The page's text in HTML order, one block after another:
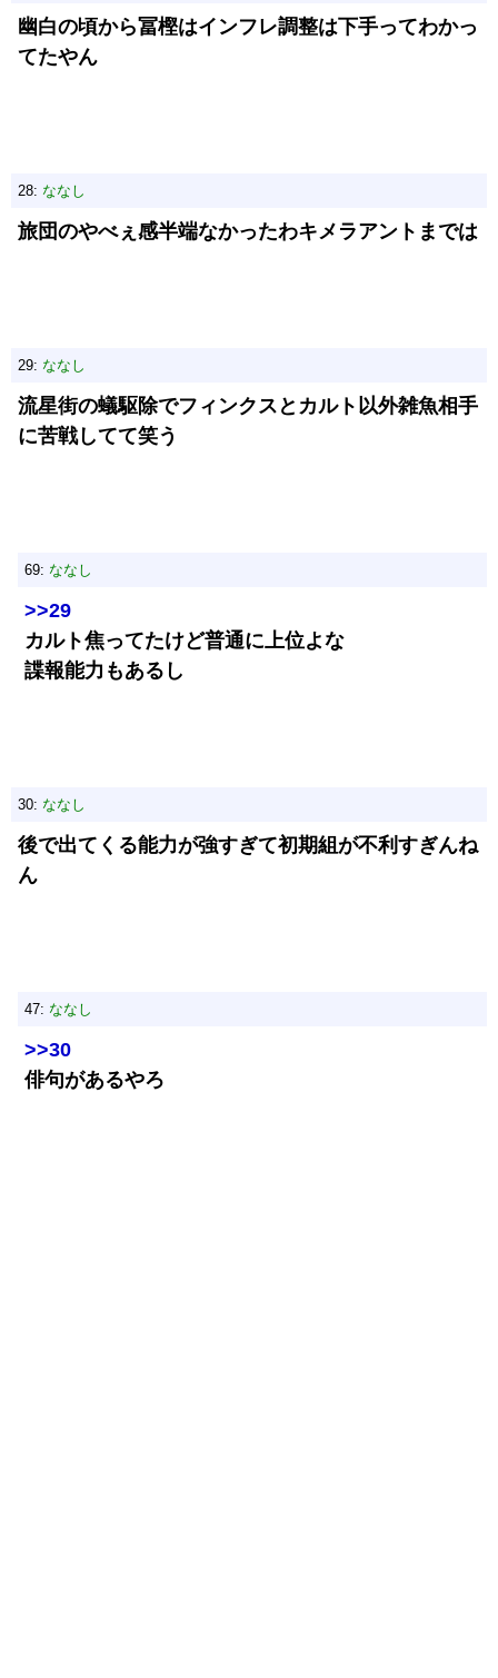
幽白の頃から冨樫はインフレ調整は下手ってわかっ
てたやん
28: ななし
旅団のやべぇ感半端なかったわキメラアントまでは
29: ななし
流星街の蟻駆除でフィンクスとカルト以外雑魚相手
に苦戦してて笑う
69: ななし
>>29
カルト焦ってたけど普通に上位よな
諜報能力もあるし
30: ななし
後で出てくる能力が強すぎて初期組が不利すぎんね
ん
47: ななし
>>30
俳句があるやろ